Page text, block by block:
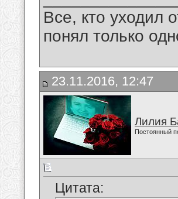
Все, кто уходил
понял только
23.11.2016, 12:47
Лилия
Постоянный
Цитата: